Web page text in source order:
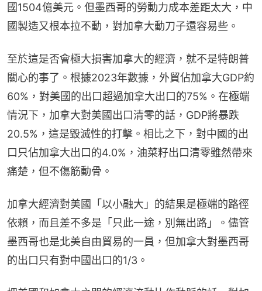
國1504億美元。但墨西哥的勞動力成本差距太大，中
國製造又根本拉不動，對加拿大動刀子還容易些。
至於這是否會極大損害加拿大的經濟，就不是特朗普
關心的事了。根據2023年數據，外貿佔加拿大GDP約
60%，對美國的出口超過加拿大出口的75%。在極端
情況下，加拿大對美國出口清零的話，GDP將暴跌
20.5%，這是毀滅性的打擊。相比之下，對中國的出
口只佔加拿大出口的4.0%，油菜籽出口清零雖然帶來
痛楚，但不傷筋動骨。
加拿大經濟對美國「以小融大」的結果是極端的路徑
依賴，而且差不多是「只此一途，別無出路」。儘管
墨西哥也是北美自由貿易的一員，但加拿大對墨西哥
的出口只有對中國出口的1/3。